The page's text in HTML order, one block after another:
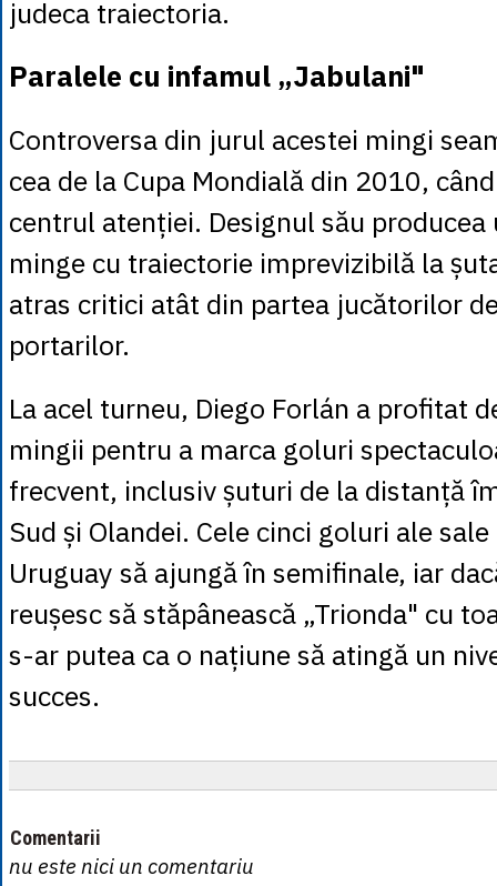
judeca traiectoria.
Paralele cu infamul „Jabulani"
Controversa din jurul acestei mingi
cea de la Cupa Mondială din 2010,
centrul atenției. Designul său producea
minge cu traiectorie imprevizibilă la
atras critici atât din partea jucătorilor
portarilor.
La acel turneu, Diego Forlán a profitat
mingii pentru a marca goluri
frecvent, inclusiv șuturi de la distanță
Sud și Olandei. Cele cinci goluri ale
Uruguay să ajungă în semifinale, iar
reușesc să stăpânească „Trionda" cu
s-ar putea ca o națiune să atingă un
succes.
Comentarii
nu este nici un comentariu